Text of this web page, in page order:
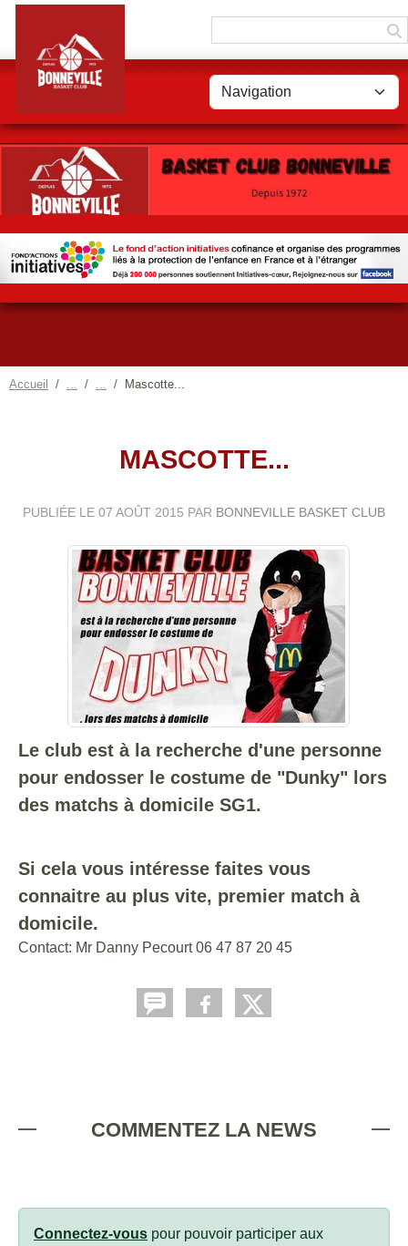
Accueil Mascotte...
MASCOTTE...
PUBLIÉE LE 07 AOÛT 2015 PAR BONNEVILLE BASKET CLUB
Le club est à la recherche d'une personne
pour endosser le costume de "Dunky" lors
des matchs à domicile SG1.
Si cela vous intéresse faites vous
connaitre au plus vite, premier match à
domicile.
Contact: Mr Danny Pecourt 06 47 87 20 45
COMMENTEZ LA NEWS
Connectez-vous pour pouvoir participer aux